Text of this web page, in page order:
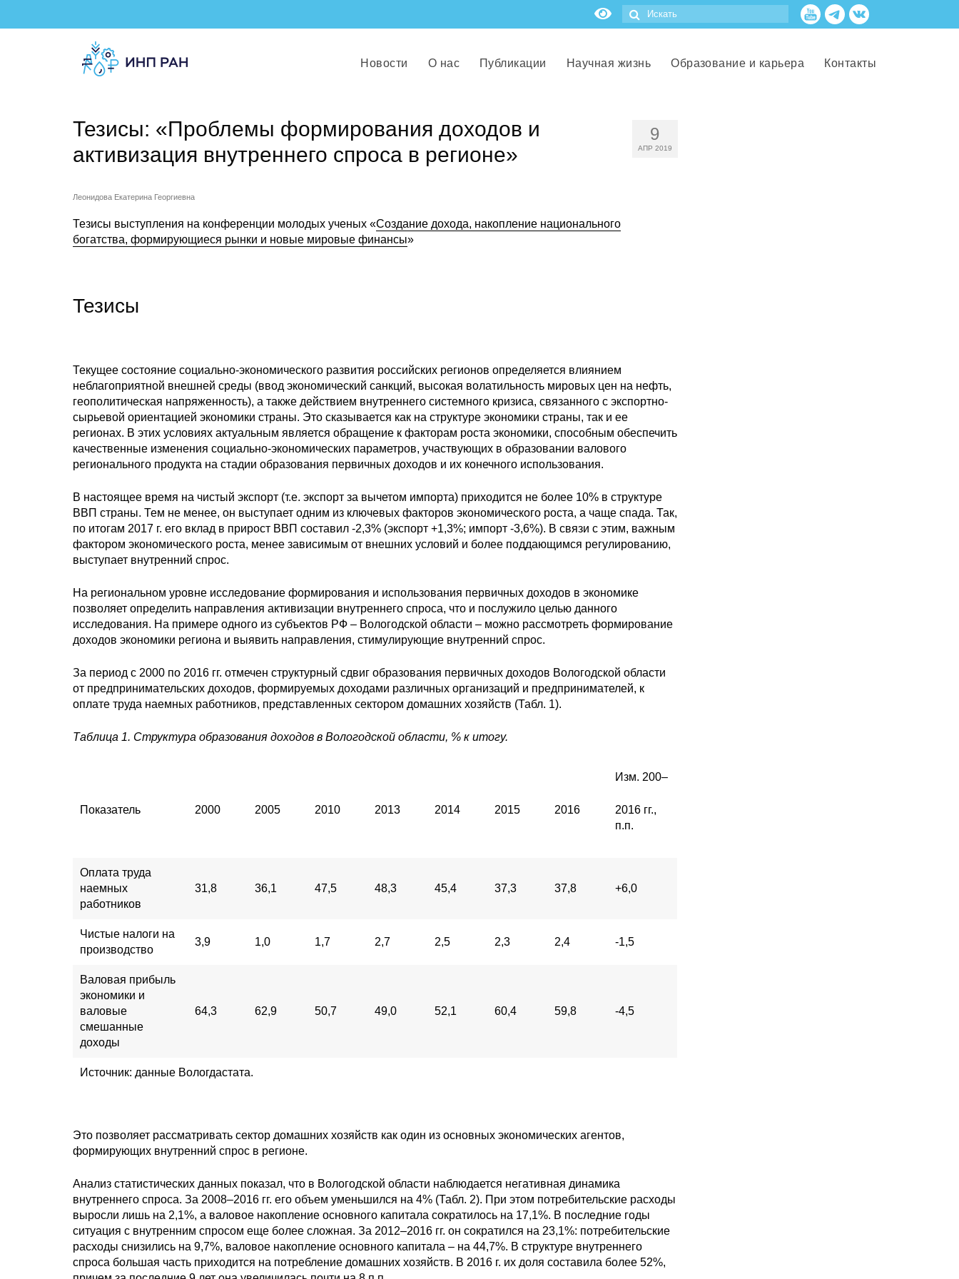
Новости О нас Публикации Научная жизнь Образование и карьера Контакты
9
АПР 2019
Тезисы: «Проблемы формирования доходов и
активизация внутреннего спроса в регионе»
Леонидова Екатерина Георгиевна
Тезисы выступления на конференции молодых ученых «Создание дохода, накопление национального
богатства, формирующиеся рынки и новые мировые финансы»
Тезисы
Текущее состояние социально-экономического развития российских регионов определяется влиянием
неблагоприятной внешней среды (ввод экономический санкций, высокая волатильность мировых цен на нефть,
геополитическая напряженность), а также действием внутреннего системного кризиса, связанного с экспортно-
сырьевой ориентацией экономики страны. Это сказывается как на структуре экономики страны, так и ее
регионах. В этих условиях актуальным является обращение к факторам роста экономики, способным обеспечить
качественные изменения социально-экономических параметров, участвующих в образовании валового
регионального продукта на стадии образования первичных доходов и их конечного использования.
В настоящее время на чистый экспорт (т.е. экспорт за вычетом импорта) приходится не более 10% в структуре
ВВП страны. Тем не менее, он выступает одним из ключевых факторов экономического роста, а чаще спада. Так,
по итогам 2017 г. его вклад в прирост ВВП составил -2,3% (экспорт +1,3%; импорт -3,6%). В связи с этим, важным
фактором экономического роста, менее зависимым от внешних условий и более поддающимся регулированию,
выступает внутренний спрос.
На региональном уровне исследование формирования и использования первичных доходов в экономике
позволяет определить направления активизации внутреннего спроса, что и послужило целью данного
исследования. На примере одного из субъектов РФ – Вологодской области – можно рассмотреть формирование
доходов экономики региона и выявить направления, стимулирующие внутренний спрос.
За период с 2000 по 2016 гг. отмечен структурный сдвиг образования первичных доходов Вологодской области
от предпринимательских доходов, формируемых доходами различных организаций и предпринимателей, к
оплате труда наемных работников, представленных сектором домашних хозяйств (Табл. 1).
Таблица 1. Структура образования доходов в Вологодской области, % к итогу.
Показатель 2000 2005 2010 2013 2014 2015 2016
Изм. 200–
2016 гг.,
п.п.
Оплата труда
наемных
работников
31,8 36,1 47,5 48,3 45,4 37,3 37,8 +6,0
Чистые налоги на
производство
3,9 1,0 1,7 2,7 2,5 2,3 2,4 -1,5
Валовая прибыль
экономики и
валовые
смешанные
доходы
64,3 62,9 50,7 49,0 52,1 60,4 59,8 -4,5
Источник: данные Вологдастата.
Это позволяет рассматривать сектор домашних хозяйств как один из основных экономических агентов,
формирующих внутренний спрос в регионе.
Анализ статистических данных показал, что в Вологодской области наблюдается негативная динамика
внутреннего спроса. За 2008–2016 гг. его объем уменьшился на 4% (Табл. 2). При этом потребительские расходы
выросли лишь на 2,1%, а валовое накопление основного капитала сократилось на 17,1%. В последние годы
ситуация с внутренним спросом еще более сложная. За 2012–2016 гг. он сократился на 23,1%: потребительские
расходы снизились на 9,7%, валовое накопление основного капитала – на 44,7%. В структуре внутреннего
спроса большая часть приходится на потребление домашних хозяйств. В 2016 г. их доля составила более 52%,